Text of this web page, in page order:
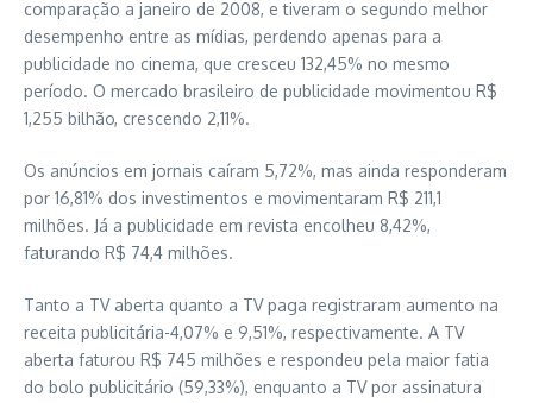
comparação a janeiro de 2008, e tiveram o segundo melhor
desempenho entre as mídias, perdendo apenas para a
publicidade no cinema, que cresceu 132,45% no mesmo
período. O mercado brasileiro de publicidade movimentou R$
1,255 bilhão, crescendo 2,11%.
Os anúncios em jornais caíram 5,72%, mas ainda responderam
por 16,81% dos investimentos e movimentaram R$ 211,1
milhões. Já a publicidade em revista encolheu 8,42%,
faturando R$ 74,4 milhões.
Tanto a TV aberta quanto a TV paga registraram aumento na
receita publicitária-4,07% e 9,51%, respectivamente. A TV
aberta faturou R$ 745 milhões e respondeu pela maior fatia
do bolo publicitário (59,33%), enquanto a TV por assinatura